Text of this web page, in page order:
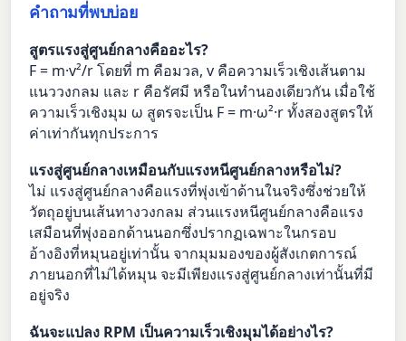
คำถามที่พบบ่อย
สูตรแรงสู่ศูนย์กลางคืออะไร?
F = m·v²/r โดยที่ m คือมวล, v คือความเร็วเชิงเส้นตาม
แนววงกลม และ r คือรัศมี หรือในทำนองเดียวกัน เมื่อใช้
ความเร็วเชิงมุม ω สูตรจะเป็น F = m·ω²·r ทั้งสองสูตรให้
ค่าเท่ากันทุกประการ
แรงสู่ศูนย์กลางเหมือนกับแรงหนีศูนย์กลางหรือไม่?
ไม่ แรงสู่ศูนย์กลางคือแรงที่พุ่งเข้าด้านในจริงซึ่งช่วยให้
วัตถุอยู่บนเส้นทางวงกลม ส่วนแรงหนีศูนย์กลางคือแรง
เสมือนที่พุ่งออกด้านนอกซึ่งปรากฏเฉพาะในกรอบ
อ้างอิงที่หมุนอยู่เท่านั้น จากมุมมองของผู้สังเกตการณ์
ภายนอกที่ไม่ได้หมุน จะมีเพียงแรงสู่ศูนย์กลางเท่านั้นที่มี
อยู่จริง
ฉันจะแปลง RPM เป็นความเร็วเชิงมุมได้อย่างไร?